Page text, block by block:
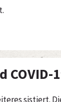
sistiert.